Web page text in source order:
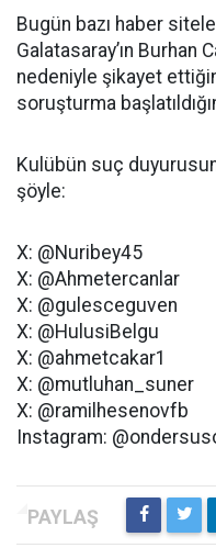
Bugün bazı haber
Galatasaray’ın Burhan
nedeniyle şikayet
soruşturma
Kulübün suç
şöyle:
X: @Nuribey45
X: @Ahmetercanlar
X: @gulesceguven
X: @HulusiBelgu
X: @ahmetcakar1
X: @mutluhan_suner
X: @ramilhesenovfb
Instagram: